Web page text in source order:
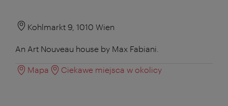
Kohlmarkt 9, 1010 Wien
An Art Nouveau house by Max Fabiani.
Mapa Ciekawe miejsca w okolicy